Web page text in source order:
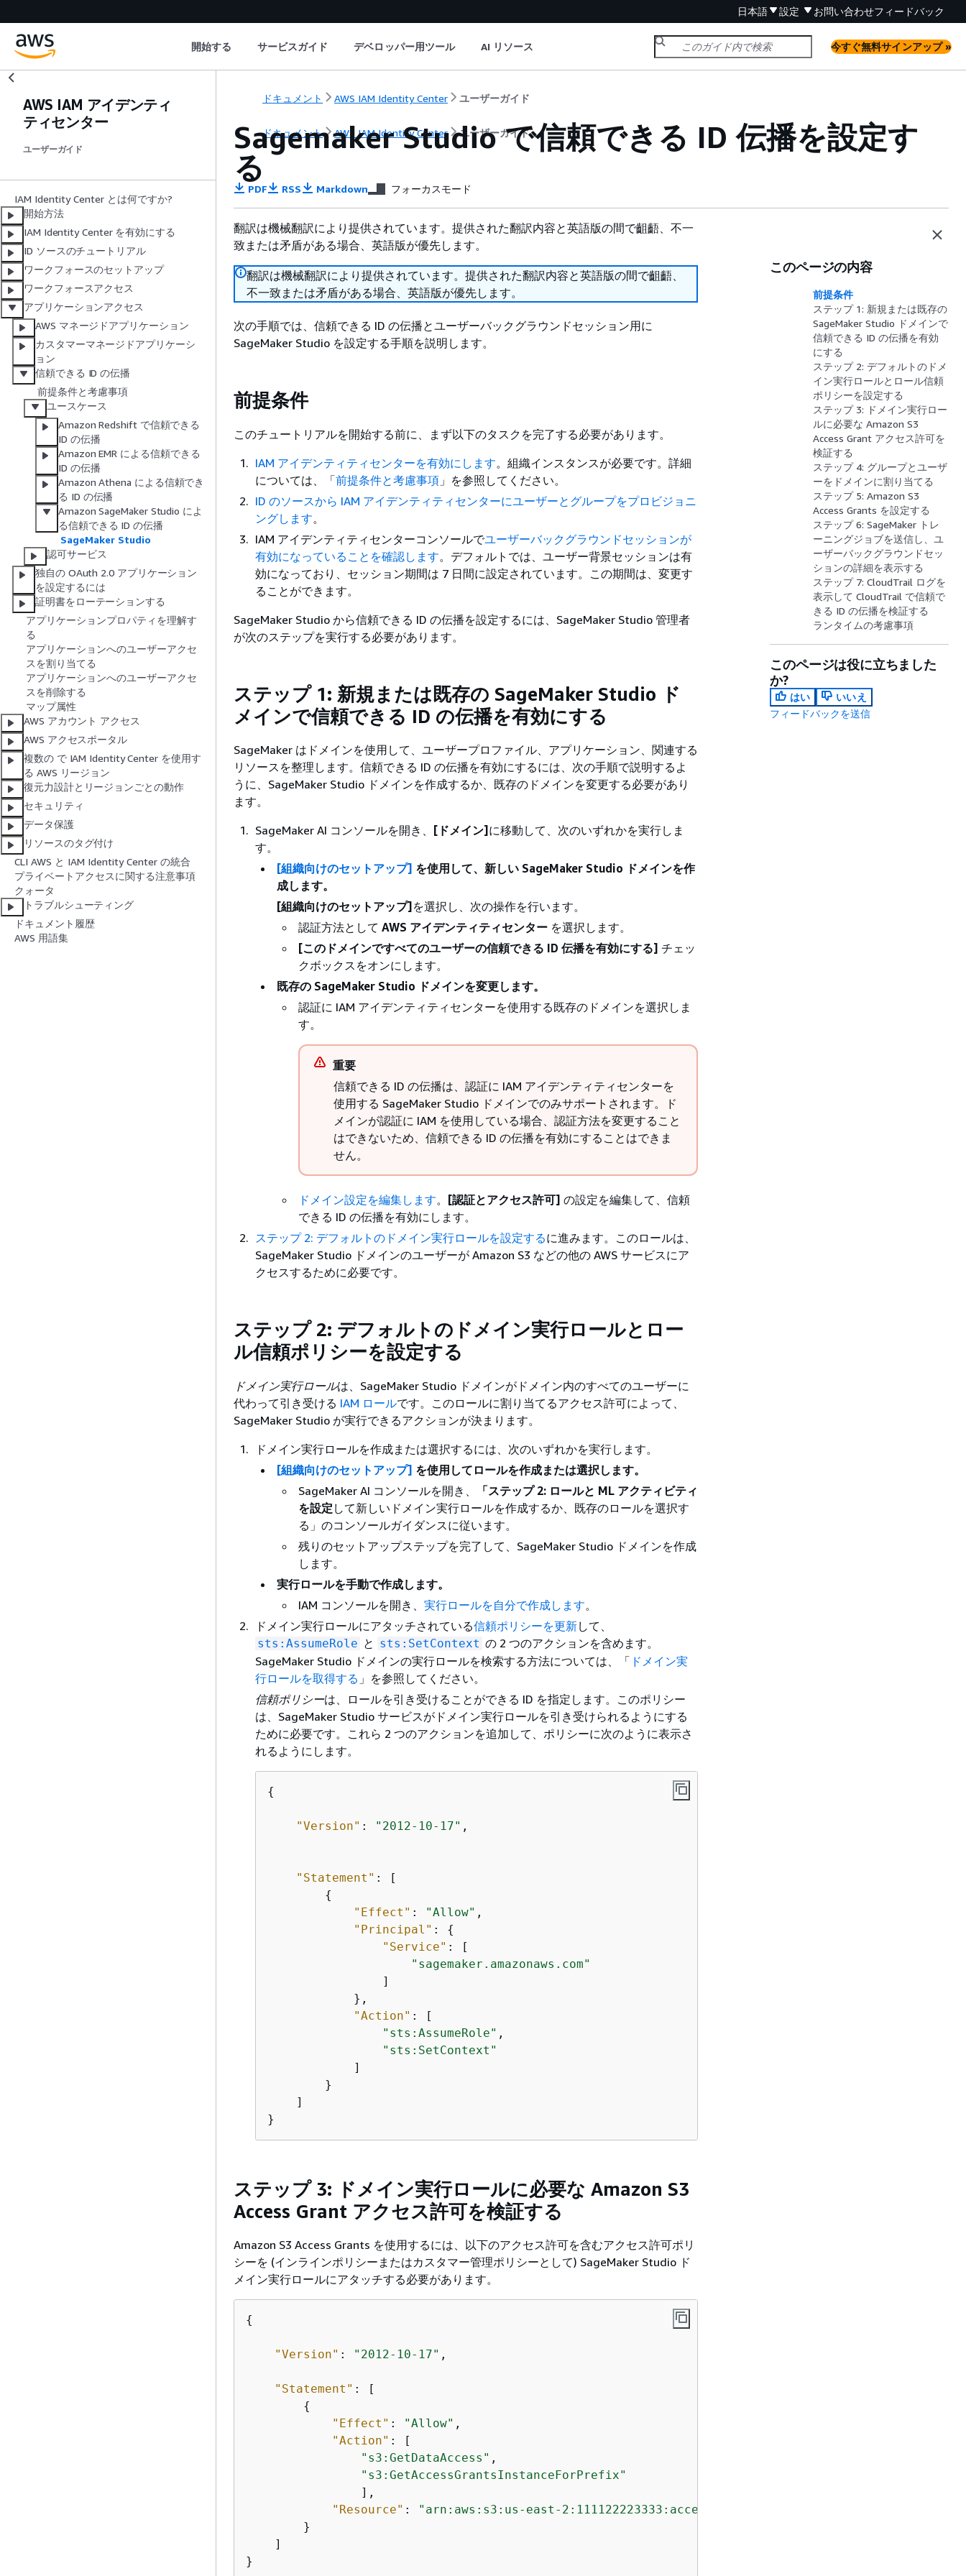
日本語 設定 お問い合わせフィードバック
開始する サービスガイド デベロッパー用ツール AI リソース 今すぐ無料サインアップ »
AWS IAM アイデンティ
ティセンター
ユーザーガイド
IAM Identity Center とは何ですか?
開始方法
IAM Identity Center を有効にする
ID ソースのチュートリアル
ワークフォースのセットアップ
ワークフォースアクセス
アプリケーションアクセス
AWS マネージドアプリケーション
カスタマーマネージドアプリケーシ
ョン
信頼できる ID の伝播
前提条件と考慮事項
ユースケース
Amazon Redshift で信頼できる
ID の伝播
Amazon EMR による信頼できる
ID の伝播
Amazon Athena による信頼でき
る ID の伝播
Amazon SageMaker Studio によ
る信頼できる ID の伝播
SageMaker Studio
認可サービス
独自の OAuth 2.0 アプリケーション
を設定するには
証明書をローテーションする
アプリケーションプロパティを理解す
る
アプリケーションへのユーザーアクセ
スを割り当てる
アプリケーションへのユーザーアクセ
スを削除する
マップ属性
AWS アカウント アクセス
AWS アクセスポータル
複数の で IAM Identity Center を使用す
る AWS リージョン
復元力設計とリージョンごとの動作
セキュリティ
データ保護
リソースのタグ付け
CLI AWS と IAM Identity Center の統合
プライベートアクセスに関する注意事項
クォータ
トラブルシューティング
ドキュメント履歴
AWS 用語集
ドキュメント AWS IAM Identity Center ユーザーガイド
ドキュメント AWS IAM Identity Center ユーザーガイド
Sagemaker Studio で信頼できる ID 伝播を設定す
る
PDF RSS Markdown フォーカスモード
翻訳は機械翻訳により提供されています。提供された翻訳内容と英語版の間で齟齬、不一
致または矛盾がある場合、英語版が優先します。
翻訳は機械翻訳により提供されています。提供された翻訳内容と英語版の間で齟齬、
不一致または矛盾がある場合、英語版が優先します。
次の手順では、信頼できる ID の伝播とユーザーバックグラウンドセッション用に
SageMaker Studio を設定する手順を説明します。
前提条件
このチュートリアルを開始する前に、まず以下のタスクを完了する必要があります。
IAM アイデンティティセンターを有効にします。組織インスタンスが必要です。詳細
については、「前提条件と考慮事項 」を参照してください。
ID のソースから IAM アイデンティティセンターにユーザーとグループをプロビジョニ
ングします。
IAM アイデンティティセンターコンソールでユーザーバックグラウンドセッションが
有効になっていることを確認します。デフォルトでは、ユーザー背景セッションは有
効になっており、セッション期間は 7 日間に設定されています。この期間は、変更す
ることができます。
SageMaker Studio から信頼できる ID の伝播を設定するには、SageMaker Studio 管理者
が次のステップを実行する必要があります。
ステップ 1: 新規または既存の SageMaker Studio ド
メインで信頼できる ID の伝播を有効にする
SageMaker はドメインを使用して、ユーザープロファイル、アプリケーション、関連する
リソースを整理します。信頼できる ID の伝播を有効にするには、次の手順で説明するよ
うに、SageMaker Studio ドメインを作成するか、既存のドメインを変更する必要があり
ます。
SageMaker AI コンソールを開き、
[ドメイン] に移動して、次のいずれかを実行しま
す。
[組織向けのセットアップ] を使用して、新しい SageMaker Studio ドメインを作
成します。
[組織向けのセットアップ] を選択し、次の操作を行います。
認証方法として AWS アイデンティティセンター を選択します。
[このドメインですべてのユーザーの信頼できる ID 伝播を有効にする] チェッ
クボックスをオンにします。
既存の SageMaker Studio ドメインを変更します。
認証に IAM アイデンティティセンターを使用する既存のドメインを選択しま
す。
重要
信頼できる ID の伝播は、認証に IAM アイデンティティセンターを
使用する SageMaker Studio ドメインでのみサポートされます。ド
メインが認証に IAM を使用している場合、認証方法を変更すること
はできないため、信頼できる ID の伝播を有効にすることはできま
せん。
ドメイン設定を編集します。 [認証とアクセス許可] の設定を編集して、信頼
できる ID の伝播を有効にします。
ステップ 2: デフォルトのドメイン実行ロールを設定するに進みます。このロールは、
SageMaker Studio ドメインのユーザーが Amazon S3 などの他の AWS サービスにア
クセスするために必要です。
ステップ 2: デフォルトのドメイン実行ロールとロー
ル信頼ポリシーを設定する
ドメイン実行ロールは、SageMaker Studio ドメインがドメイン内のすべてのユーザーに
代わって引き受ける IAM ロールです。このロールに割り当てるアクセス許可によって、
SageMaker Studio が実行できるアクションが決まります。
ドメイン実行ロールを作成または選択するには、次のいずれかを実行します。
[組織向けのセットアップ] を使用してロールを作成または選択します。
SageMaker AI コンソールを開き、
「ステップ 2: ロールと ML アクティビティ
を設定 して新しいドメイン実行ロールを作成するか、既存のロールを選択す
る」のコンソールガイダンスに従います。
残りのセットアップステップを完了して、SageMaker Studio ドメインを作成
します。
実行ロールを手動で作成します。
IAM コンソールを開き、 実行ロールを自分で作成します。
ドメイン実行ロールにアタッチされている信頼ポリシーを更新して、
sts:AssumeRole と sts:SetContext の 2 つのアクションを含めます。
SageMaker Studio ドメインの実行ロールを検索する方法については、「 ドメイン実
行ロールを取得する 」を参照してください。
信頼ポリシーは、ロールを引き受けることができる ID を指定します。このポリシー
は、SageMaker Studio サービスがドメイン実行ロールを引き受けられるようにする
ために必要です。これら 2 つのアクションを追加して、ポリシーに次のように表示さ
れるようにします。
{
"Version" : "2012-10-17" ,
"Statement" : [
{
"Effect" : "Allow" ,
"Principal" : {
"Service" : [
"sagemaker.amazonaws.com"
                ]
            },
"Action" : [
"sts:AssumeRole" ,
"sts:SetContext"
            ]
        }
    ]
}
ステップ 3: ドメイン実行ロールに必要な Amazon S3
Access Grant アクセス許可を検証する
Amazon S3 Access Grants を使用するには、以下のアクセス許可を含むアクセス許可ポリ
シーを (インラインポリシーまたはカスタマー管理ポリシーとして) SageMaker Studio ド
メイン実行ロールにアタッチする必要があります。
{
"Version" : "2012-10-17" ,
"Statement" : [
{
"Effect" : "Allow" ,
"Action" : [
"s3:GetDataAccess" ,
"s3:GetAccessGrantsInstanceForPrefix"
                ],
"Resource" :
"arn:aws:s3:us-east-2:111122223333:access-grants/default"
        }
    ]
このページの内容
前提条件
ステップ 1: 新規または既存の
SageMaker Studio ドメインで
信頼できる ID の伝播を有効
にする
ステップ 2: デフォルトのドメ
イン実行ロールとロール信頼
ポリシーを設定する
ステップ 3: ドメイン実行ロー
ルに必要な Amazon S3
Access Grant アクセス許可を
検証する
ステップ 4: グループとユーザ
ーをドメインに割り当てる
ステップ 5: Amazon S3
Access Grants を設定する
ステップ 6: SageMaker トレ
ーニングジョブを送信し、ユ
ーザーバックグラウンドセッ
ションの詳細を表示する
ステップ 7: CloudTrail ログを
表示して CloudTrail で信頼で
きる ID の伝播を検証する
ランタイムの考慮事項
このページは役に立ちました
か?
はい
いいえ
フィードバックを送信